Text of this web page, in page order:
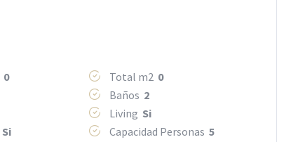
0 Total m2 0
Baños 2
Living Si
Si Capacidad Personas5